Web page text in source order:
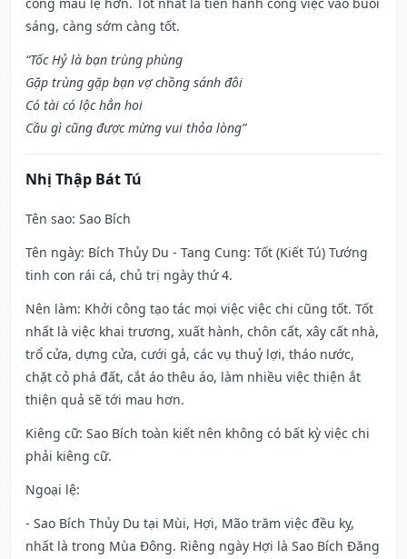
sáng, càng sớm càng tốt.
“Tốc Hỷ là bạn trùng phùng
Gặp trùng gặp bạn vợ chồng sánh đôi
Có tài có lộc hẳn hoi
Cầu gì cũng được mừng vui thỏa lòng”
Nhị Thập Bát Tú
Tên sao: Sao Bích
Tên ngày: Bích Thủy Du - Tang Cung: Tốt (Kiết Tú) Tướng
tinh con rái cá, chủ trị ngày thứ 4.
Nên làm: Khởi công tạo tác mọi việc việc chi cũng tốt. Tốt
nhất là việc khai trương, xuất hành, chôn cất, xây cất nhà,
trổ cửa, dựng cửa, cưới gả, các vụ thuỷ lợi, tháo nước,
chặt cỏ phá đất, cắt áo thêu áo, làm nhiều việc thiện ắt
thiện quả sẽ tới mau hơn.
Kiêng cữ: Sao Bích toàn kiết nên không có bất kỳ việc chi
phải kiêng cữ.
Ngoại lệ:
- Sao Bích Thủy Du tại Mùi, Hợi, Mão trăm việc đều kỵ,
nhất là trong Mùa Đông. Riêng ngày Hợi là Sao Bích Đăng